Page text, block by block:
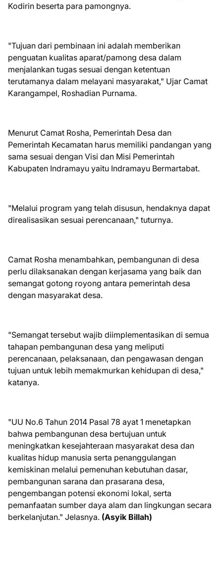
Kodirin beserta para pamongnya.
"Tujuan dari pembinaan ini adalah memberikan
penguatan kualitas aparat/pamong desa dalam
menjalankan tugas sesuai dengan ketentuan
terutamanya dalam melayani masyarakat," Ujar Camat
Karangampel, Roshadian Purnama.
Menurut Camat Rosha, Pemerintah Desa dan
Pemerintah Kecamatan harus memiliki pandangan yang
sama sesuai dengan Visi dan Misi Pemerintah
Kabupaten Indramayu yaitu Indramayu Bermartabat.
"Melalui program yang telah disusun, hendaknya dapat
direalisasikan sesuai perencanaan," tuturnya.
Camat Rosha menambahkan, pembangunan di desa
perlu dilaksanakan dengan kerjasama yang baik dan
semangat gotong royong antara pemerintah desa
dengan masyarakat desa.
"Semangat tersebut wajib diimplementasikan di semua
tahapan pembangunan desa yang meliputi
perencanaan, pelaksanaan, dan pengawasan dengan
tujuan untuk lebih memakmurkan kehidupan di desa,"
katanya.
"UU No.6 Tahun 2014 Pasal 78 ayat 1 menetapkan
bahwa pembangunan desa bertujuan untuk
meningkatkan kesejahteraan masyarakat desa dan
kualitas hidup manusia serta penanggulangan
kemiskinan melalui pemenuhan kebutuhan dasar,
pembangunan sarana dan prasarana desa,
pengembangan potensi ekonomi lokal, serta
pemanfaatan sumber daya alam dan lingkungan secara
berkelanjutan." Jelasnya. (Asyik Billah)